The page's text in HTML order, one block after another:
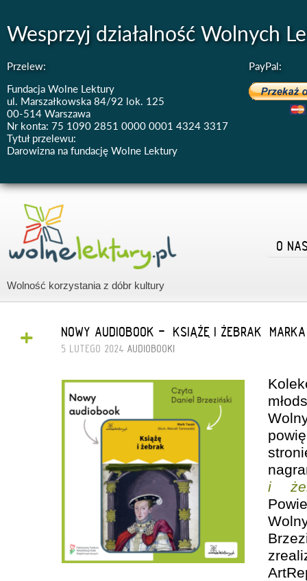
Wesprzyj działalność Wolnych
Przelew:
Fundacja Wolne Lektury
ul. Marszałkowska 84/92 lok. 125
00-514 Warszawa
Nr konta: 75 1090 2851 0000 0001 4324 3317
Tytuł przelewu:
Darowizna na fundację Wolne Lektury
PayPal:
Wolność korzystania z dóbr kultury
O
+ NOWY AUDIOBOOK - „KSIĄŻĘ I ŻEBRAK”
5 LUTEGO 2024 AUDIOBOOKI
i